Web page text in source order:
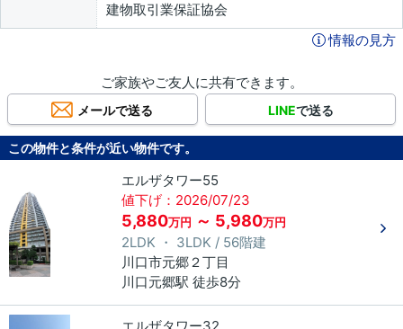
建物取引業保証協会
情報の見方
ご家族やご友人に共有できます。
メールで送る LINEで送る
この物件と条件が近い物件です。
エルザタワー55
値下げ：2026/07/23
5,880万円 ～ 5,980万円
2LDK ・ 3LDK / 56階建
川口市元郷２丁目
川口元郷駅 徒歩8分